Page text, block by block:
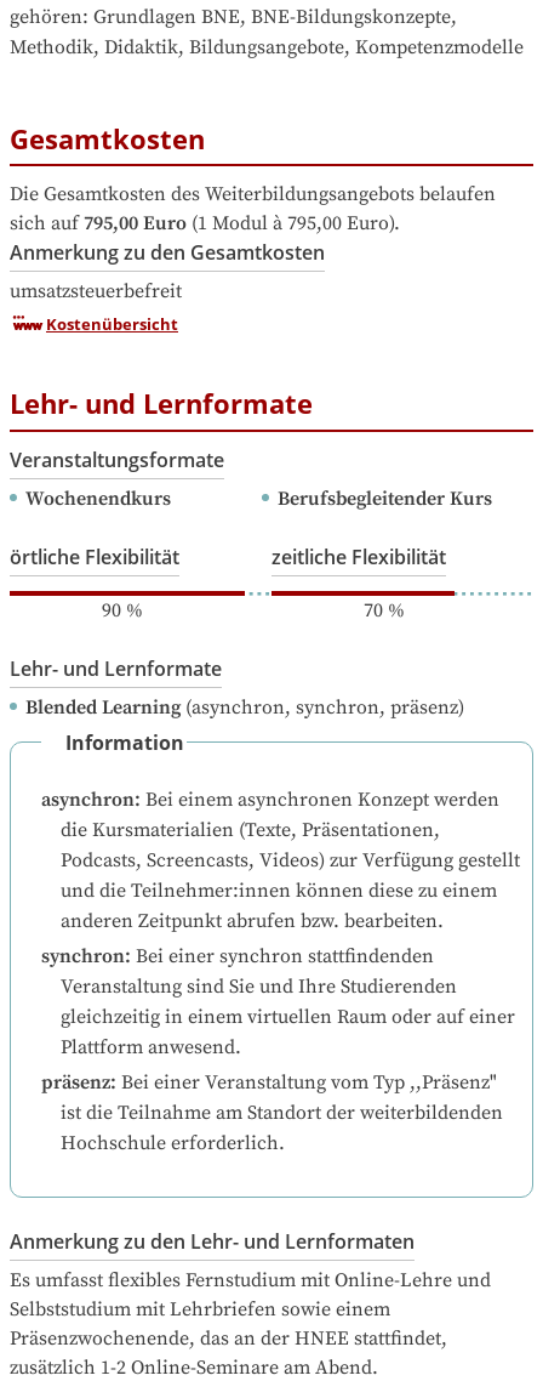
gehören: Grundlagen BNE, BNE-Bildungskonzepte,
Methodik, Didaktik, Bildungsangebote, Kompetenzmodelle
Gesamtkosten
Die Gesamtkosten des Weiterbildungsangebots belaufen
sich auf 795,00 Euro (1 Modul à 795,00 Euro).
Anmerkung zu den Gesamtkosten
umsatzsteuerbefreit
Kostenübersicht
Lehr- und Lernformate
Veranstaltungsformate
Wochenendkurs Berufsbegleitender Kurs
örtliche Flexibilität
90%
zeitliche Flexibilität
70%
Lehr- und Lernformate
Blended Learning(asynchron, synchron, präsenz)
Information
asynchron: Bei einem asynchronen Konzept werden
die Kursmaterialien (Texte, Präsentationen,
Podcasts, Screencasts, Videos) zur Verfügung gestellt
und die Teilnehmer:innen können diese zu einem
anderen Zeitpunkt abrufen bzw. bearbeiten.
synchron: Bei einer synchron stattfindenden
Veranstaltung sind Sie und Ihre Studierenden
gleichzeitig in einem virtuellen Raum oder auf einer
Plattform anwesend.
präsenz: Bei einer Veranstaltung vom Typ ,,Präsenz"
ist die Teilnahme am Standort der weiterbildenden
Hochschule erforderlich.
Anmerkung zu den Lehr- und Lernformaten
Es umfasst flexibles Fernstudium mit Online-Lehre und
Selbststudium mit Lehrbriefen sowie einem
Präsenzwochenende, das an der HNEE stattfindet,
zusätzlich 1-2 Online-Seminare am Abend.